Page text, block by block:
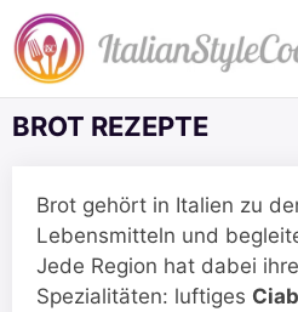
Zum
Inhalt
springen
BROT REZEPTE
Brot gehört in Italien zu
Lebensmitteln und
Jede Region hat dabei
Spezialitäten: luftiges